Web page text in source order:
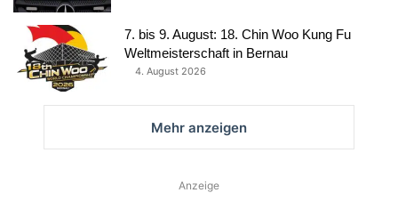
7. bis 9. August: 18. Chin Woo Kung Fu
Weltmeisterschaft in Bernau
4. August 2026
Mehr anzeigen
Anzeige